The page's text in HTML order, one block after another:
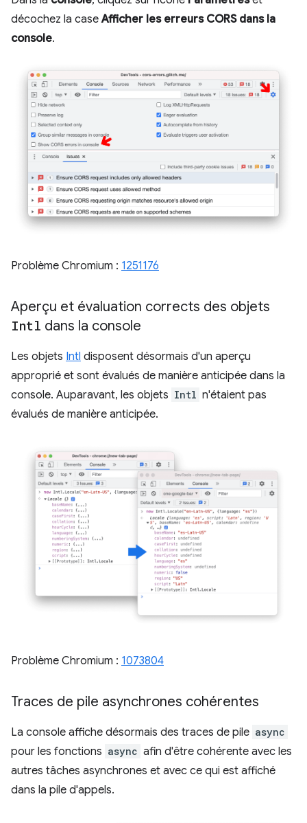
décochez la caseAfficher les erreurs CORS dans la
console.
Problème Chromium : 1251176
Aperçu et évaluation corrects des objets
Intl dans la console
Les objets Intl disposent désormais d'un aperçu
approprié et sont évalués de manière anticipée dans la
console. Auparavant, les objets Intl n'étaient pas
évalués de manière anticipée.
Problème Chromium : 1073804
Traces de pile asynchrones cohérentes
La console affiche désormais des traces de pile async
pour les fonctions async afin d'être cohérente avec les
autres tâches asynchrones et avec ce qui est affiché
dans la pile d'appels.